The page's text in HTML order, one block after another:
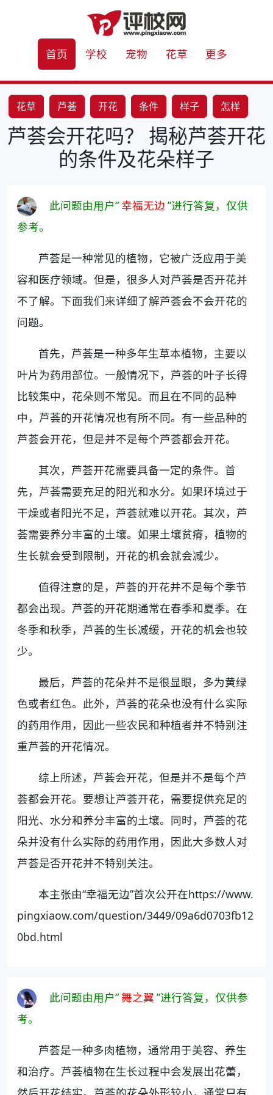
首页 学校 宠物 花草 更多
花草 芦荟 开花 条件 样子 怎样
芦荟会开花吗？ 揭秘芦荟开花
的条件及花朵样子
此问题由用户“幸福无边 ”进行答复，仅供
参考。
芦荟是一种常见的植物，它被广泛应用于美
容和医疗领域。但是，很多人对芦荟是否开花并
不了解。下面我们来详细了解芦荟会不会开花的
问题。
首先，芦荟是一种多年生草本植物，主要以
叶片为药用部位。一般情况下，芦荟的叶子长得
比较集中，花朵则不常见。而且在不同的品种
中，芦荟的开花情况也有所不同。有一些品种的
芦荟会开花，但是并不是每个芦荟都会开花。
其次，芦荟开花需要具备一定的条件。首
先，芦荟需要充足的阳光和水分。如果环境过于
干燥或者阳光不足，芦荟就难以开花。其次，芦
荟需要养分丰富的土壤。如果土壤贫瘠，植物的
生长就会受到限制，开花的机会就会减少。
值得注意的是，芦荟的开花并不是每个季节
都会出现。芦荟的开花期通常在春季和夏季。在
冬季和秋季，芦荟的生长减缓，开花的机会也较
少。
最后，芦荟的花朵并不是很显眼，多为黄绿
色或者红色。此外，芦荟的花朵也没有什么实际
的药用作用，因此一些农民和种植者并不特别注
重芦荟的开花情况。
综上所述，芦荟会开花，但是并不是每个芦
荟都会开花。要想让芦荟开花，需要提供充足的
阳光、水分和养分丰富的土壤。同时，芦荟的花
朵并没有什么实际的药用作用，因此大多数人对
芦荟是否开花并不特别关注。
本主张由“幸福无边”首次公开在https://www.
pingxiaow.com/question/3449/09a6d0703fb12
0bd.html
此问题由用户“ 舞之翼 ”进行答复，仅供参
考。
芦荟是一种多肉植物，通常用于美容、养生
和治疗。芦荟植物在生长过程中会发展出花蕾，